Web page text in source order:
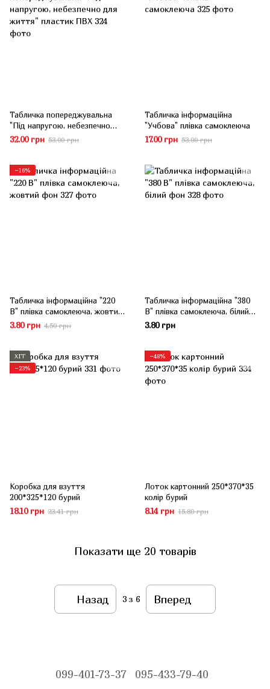
Табличка попереджувальна
"Під напругою, небезпечно
для життя" пластик ПВХ
32.00 грн 53.00 грн
Табличка інформаційна
"Учбова" плівка самоклеюча
17.00 грн 53.00 грн
−16%
Табличка інформаційна "220
В" плівка самоклеюча, жовтий
фон
3.80 грн 4.50 грн
Табличка інформаційна "380
В" плівка самоклеюча, білий
фон
3.80 грн
ХІТ
−23%
Коробка для взуття
200*325*120 бурий
18.10 грн 23.41 грн
−48%
Лоток картонний 250*370*35
колір бурий
8.14 грн 15.80 грн
Показати ще 20 товарів
Назад 3 з 6 Вперед
099-401-73-37 095-433-79-40